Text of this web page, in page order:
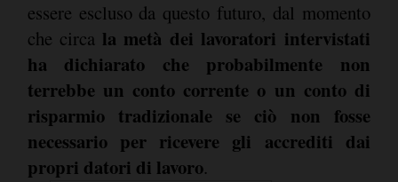
essere escluso da questo futuro, dal momento
che circa la metà dei lavoratori intervistati
ha dichiarato che probabilmente non
terrebbe un conto corrente o un conto di
risparmio tradizionale se ciò non fosse
necessario per ricevere gli accrediti dai
propri datori di lavoro.